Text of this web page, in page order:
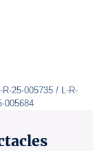
25-005735 / L-R-
005684